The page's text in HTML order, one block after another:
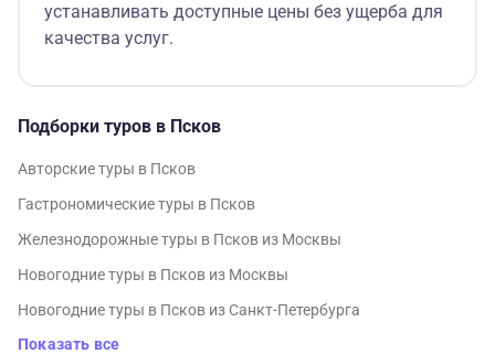
устанавливать доступные цены без ущерба для
качества услуг.
Подборки туров в Псков
Авторские туры в Псков
Гастрономические туры в Псков
Железнодорожные туры в Псков из Москвы
Новогодние туры в Псков из Москвы
Новогодние туры в Псков из Санкт-Петербурга
Показать все